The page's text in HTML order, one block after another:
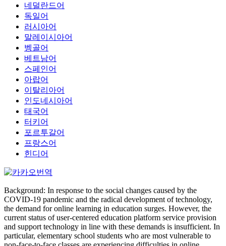
네덜란드어
독일어
러시아어
말레이시아어
벵골어
베트남어
스페인어
아랍어
이탈리아어
인도네시아어
태국어
터키어
포르투갈어
프랑스어
힌디어
Background: In response to the social changes caused by the
COVID-19 pandemic and the radical development of technology,
the demand for online learning in education surges. However, the
current status of user-centered education platform service provision
and support technology in line with these demands is insufficient. In
particular, elementary school students who are most vulnerable to